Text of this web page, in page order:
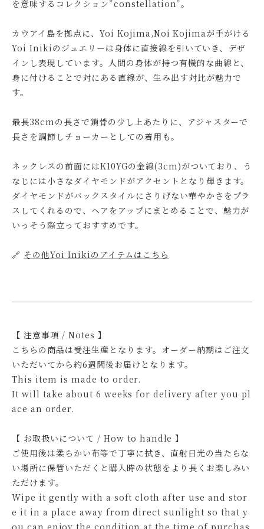
を意味するコレクション”constellation”。
カウアイ島を拠点に、Yoi Kojima,Noi Kojimaが手がける
Yoi Inikiのジュエリーは身体に直接線を引いていき、デザ
インし表現しています。人間の身体が持つ有機的な曲線と、
身に付けることで対にある直線が、生み出す対比が魅力で
す。
最長38cmの長さで鎖骨の少し上あたりに、アジャスターで
長さを調節しチョーカーとしての着用も。
ネックレスの前面にはK10YGの金線(3cm)がついており、う
なじには小さなダイヤモンドがアクセントとなり輝きます。
ダイヤモンドがバックスタイルにさりげない華やかさをプラ
スしてくれるので、ヘアをアップにまとめることで、魅力が
いっそう際立っておすすめです。
🔗 その他Yoi Inikiのアイテムはこちら
【 注意事項 / Notes 】
こちらの商品は受注生産となります。オーダー納期はご注文
いただいてから約6週間後お届けとなります。
This item is made to order.
It will take about 6 weeks for delivery after you pl
ace an order.
【 お取扱いについて / How to handle 】
ご使用後は柔らかい布等で丁寧に拭き、直射日光の当たらな
い場所に保管いただくと購入時の状態をより長くお楽しみい
ただけます。
Wipe it gently with a soft cloth after use and stor
e it in a place away from direct sunlight so that y
ou can enjoy the condition at the time of purchas